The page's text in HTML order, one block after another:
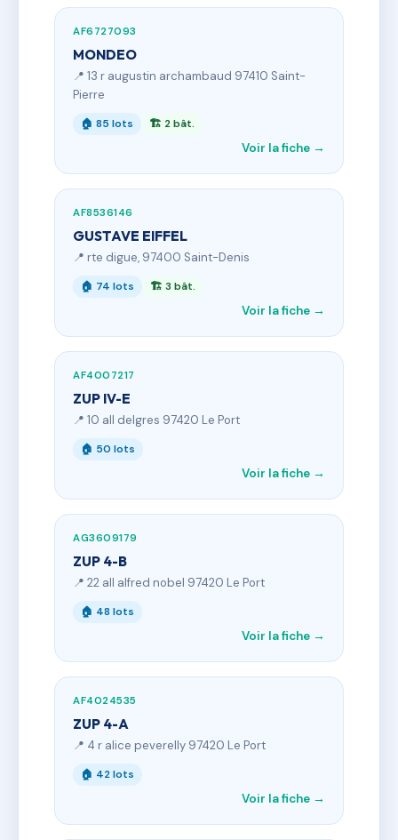
AF6727093
MONDEO
📍 13 r augustin archambaud 97410 Saint-
Pierre
🏠 85 lots 🏗 2 bât.
Voir la fiche →
AF8536146
GUSTAVE EIFFEL
📍 rte digue, 97400 Saint-Denis
🏠 74 lots 🏗 3 bât.
Voir la fiche →
AF4007217
ZUP IV-E
📍 10 all delgres 97420 Le Port
🏠 50 lots
Voir la fiche →
AG3609179
ZUP 4-B
📍 22 all alfred nobel 97420 Le Port
🏠 48 lots
Voir la fiche →
AF4024535
ZUP 4-A
📍 4 r alice peverelly 97420 Le Port
🏠 42 lots
Voir la fiche →